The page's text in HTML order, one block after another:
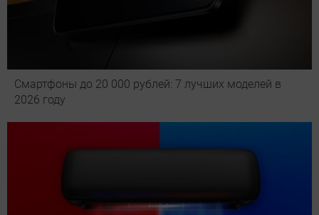
Смартфоны до 20 000 рублей: 7 лучших моделей в
2026 году